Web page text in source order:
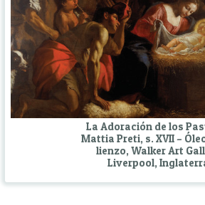
La Adoración de los
Mattia Preti, s. XVII –
lienzo, Walker Art
Liverpool,